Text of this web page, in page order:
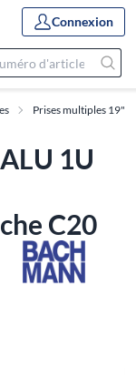
Connexion
Prises multiples 19"
1U
C20